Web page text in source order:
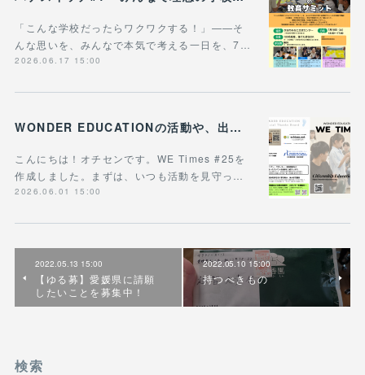
「こんな学校だったらワクワクする！」——そ
んな思いを、みんなで本気で考える一日を、7…
2026.06.17 15:00
WONDER EDUCATIONの活動や、出張講座・講演のご案内をまとめた 『WE Times #25』を公開しました！
こんにちは！オチセンです。WE Times #25を
作成しました。まずは、いつも活動を見守っ…
2026.06.01 15:00
2022.05.13 15:00
【ゆる募】愛媛県に請願
したいことを募集中！
2022.05.10 15:00
持つべきもの
検索